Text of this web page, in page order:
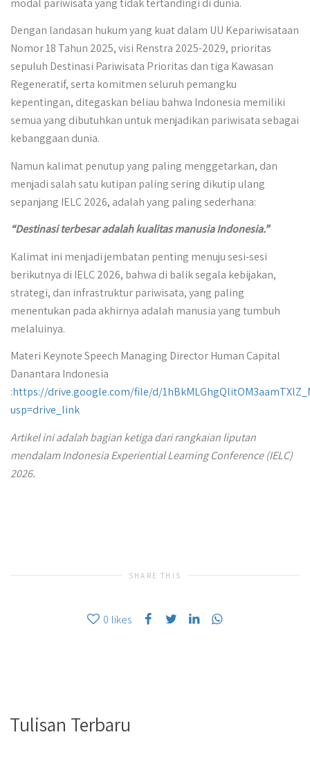
Dengan landasan hukum yang kuat dalam UU Kepariwisataan
Nomor 18 Tahun 2025, visi Renstra 2025-2029, prioritas
sepuluh Destinasi Pariwisata Prioritas dan tiga Kawasan
Regeneratif, serta komitmen seluruh pemangku
kepentingan, ditegaskan beliau bahwa Indonesia memiliki
semua yang dibutuhkan untuk menjadikan pariwisata sebagai
kebanggaan dunia.
Namun kalimat penutup yang paling menggetarkan, dan
menjadi salah satu kutipan paling sering dikutip ulang
sepanjang IELC 2026, adalah yang paling sederhana:
“Destinasi terbesar adalah kualitas manusia Indonesia.”
Kalimat ini menjadi jembatan penting menuju sesi-sesi
berikutnya di IELC 2026, bahwa di balik segala kebijakan,
strategi, dan infrastruktur pariwisata, yang paling
menentukan pada akhirnya adalah manusia yang tumbuh
melaluinya.
Materi Keynote Speech Managing Director Human Capital
Danantara Indonesia
:https://drive.google.com/file/d/
usp=drive_link
Artikel ini adalah bagian ketiga dari rangkaian liputan
mendalam Indonesia Experiential Learning Conference (IELC)
2026.
SHARE THIS
0 likes
Tulisan Terbaru